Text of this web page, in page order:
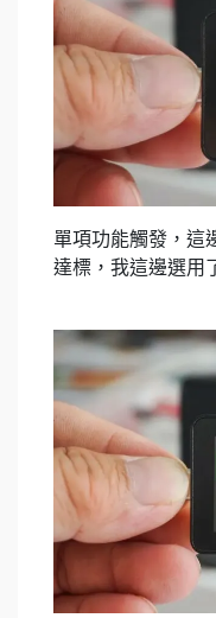
單項功能觸發，這
達標，我這邊選用